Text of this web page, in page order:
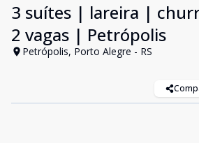
3 suítes | lareira |
2 vagas | Petrópolis
Petrópolis, Porto Alegre - RS